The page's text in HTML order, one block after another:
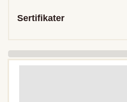
Sertifikater